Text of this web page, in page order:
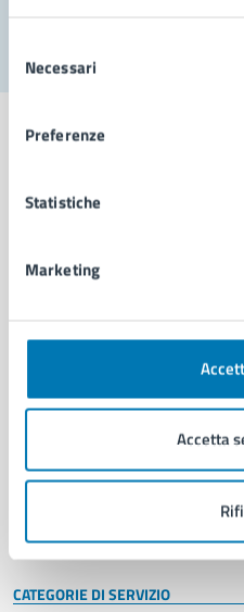
delNecessari
Preferenze
Statistiche
Marketing
Accetta
Comune di Napoli
AMMINISTRAZIONE
Organi di governo
Enti e fondazioni
Personale amministrativo
Intranet, posta aziendale e
CATEGORIE DI SERVIZIO